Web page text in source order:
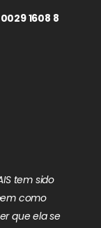
1608 8
tem sido
como
que ela se